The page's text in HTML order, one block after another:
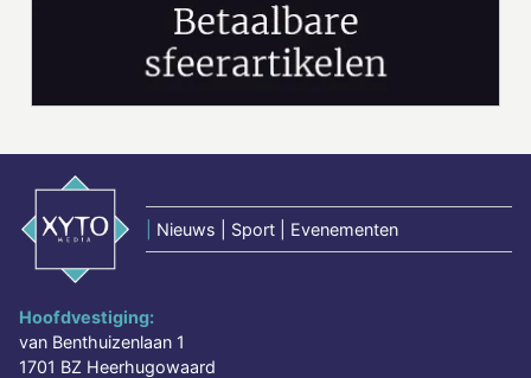
Nieuws | Sport | Evenementen
Hoofdvestiging:
van Benthuizenlaan 1
1701 BZ Heerhugowaard